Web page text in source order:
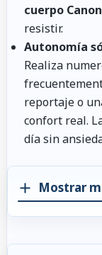
cuerpo
resistir.
Autonomía
Realiza
reportaje o
confort real.
día sin
Mostrar